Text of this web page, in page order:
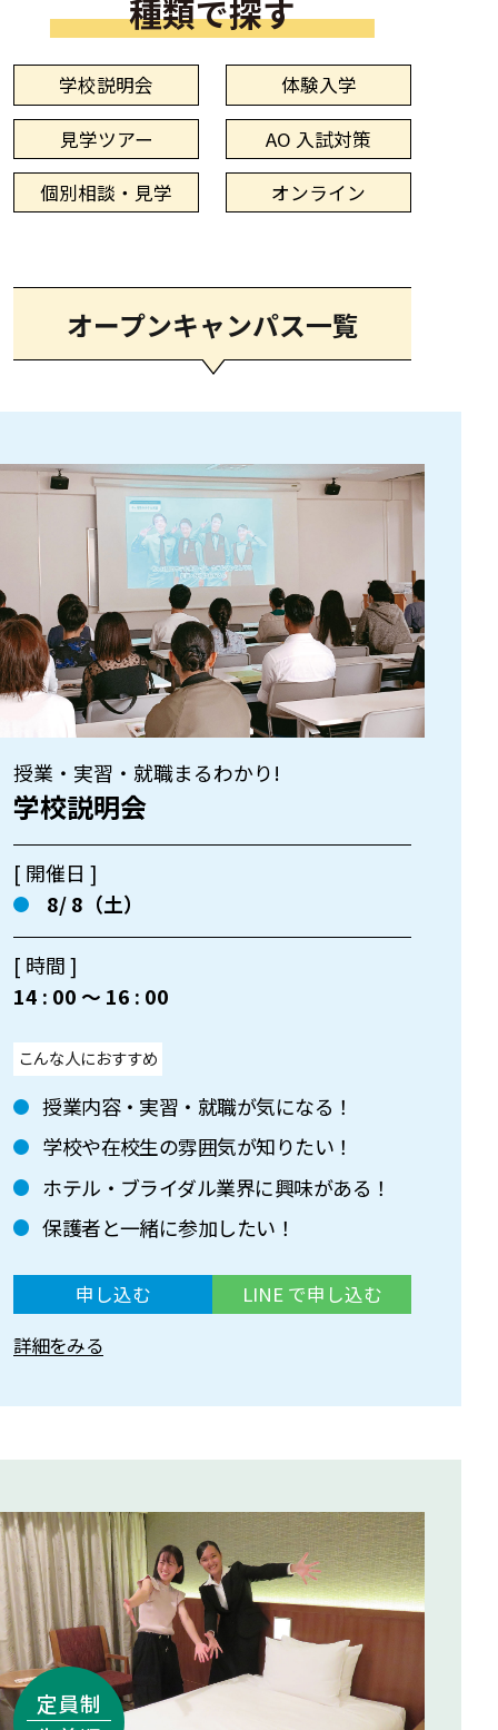
種類で探す
学校説明会 体験入学
見学ツアー AO 入試対策
個別相談・見学 オンライン
オープンキャンパス一覧
授業・実習・就職まるわかり!
学校説明会
[ 開催日 ]
8/ 8（土）
[ 時間 ]
14 : 00 〜 16 : 00
こんな人におすすめ
授業内容・実習・就職が気になる！
学校や在校生の雰囲気が知りたい！
ホテル・ブライダル業界に興味がある！
保護者と一緒に参加したい！
申し込む
LINE で申し込む
詳細をみる